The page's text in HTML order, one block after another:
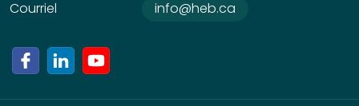
Courriel
info@heb.ca